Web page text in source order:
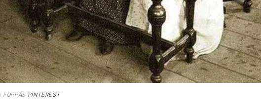
FORRÁSPINTEREST